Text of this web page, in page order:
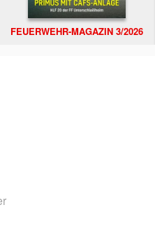
FEUERWEHR-MAGAZIN 3/2026